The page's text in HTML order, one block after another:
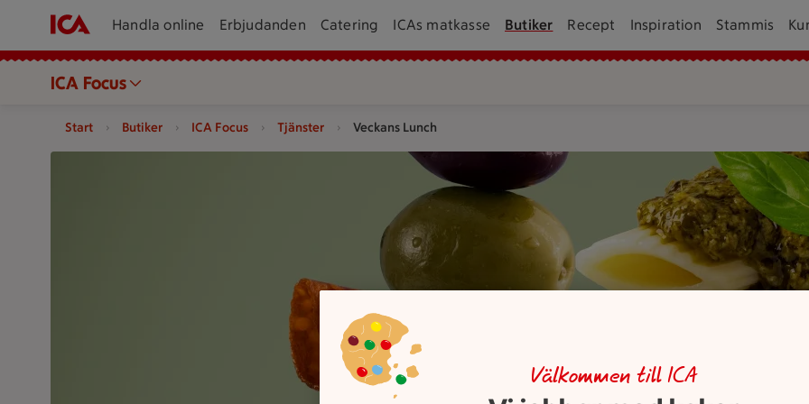
Handla online Erbjudanden Catering ICAs matkasse Butiker Recept Inspiration Stammis
ICA Focus
Start Butiker ICA Focus Tjänster Veckans Lunch
Mot en grön bakgrund, gafflar med salami, oliver, ostar och pasta på.
Välkommen till ICA